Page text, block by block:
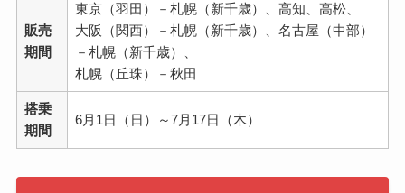
販売
期間
東京（羽田）－札幌（新千歳）、高知、高松、
大阪（関西）－札幌（新千歳）、名古屋（中部）
－札幌（新千歳）、
札幌（丘珠）－秋田
搭乗
期間
6月1日（日）～7月17日（木）